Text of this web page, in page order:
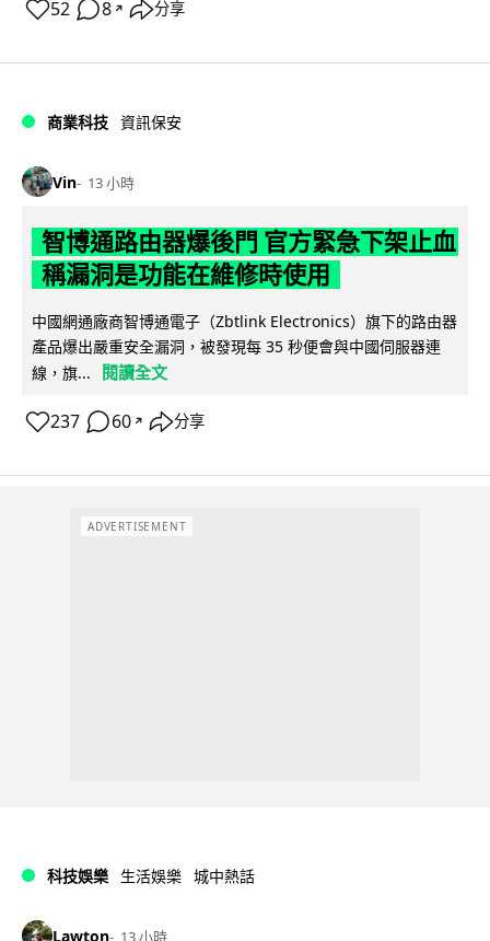
52 8 ↗ 分享
商業科技 資訊保安
Vin 13 小時
智博通路由器爆後門 官方緊急下架止血
稱漏洞是功能在維修時使用
中國網通廠商智博通電子（Zbtlink Electronics）旗下的路由器
產品爆出嚴重安全漏洞，被發現每 35 秒便會與中國伺服器連
線，旗...
閱讀全文
237 60 ↗ 分享
ADVERTISEMENT
科技娛樂 生活娛樂 城中熱話
Lawton 13 小時